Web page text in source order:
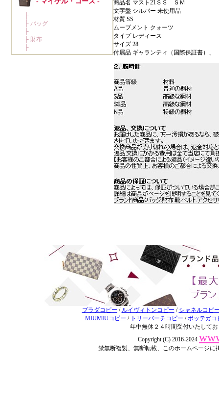
商品名 マスト21ＳＳ ＳＭ
文字盤 シルバー 未使用品
材質 SS
ムーブメント クォーツ
タイプ レディース
サイズ 28
付属品 ギャランティ（国際保証書）
プラダコピー / ルイヴィトンコピー / シャネルコピ
MIUMIUコピー / トリーバーチコピー /ボッテガコ
年中無休２４時間受付いたして
Copyright (C) 2016-2024
禁無断複製、無断転載、このホームページ